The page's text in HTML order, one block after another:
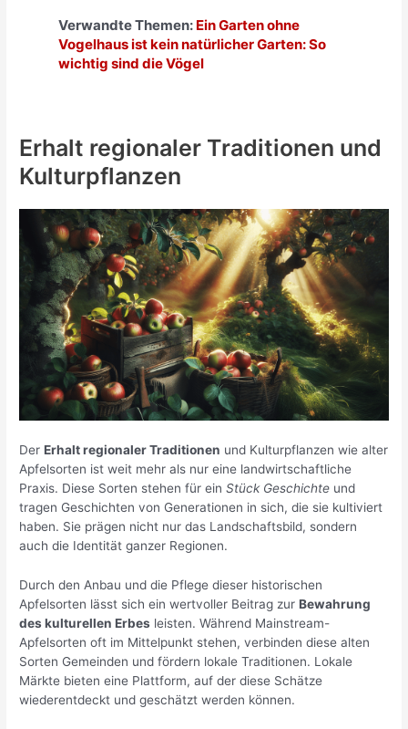
Verwandte Themen: Ein Garten ohne
Vogelhaus ist kein natürlicher Garten: So
wichtig sind die Vögel
Erhalt regionaler Traditionen und
Kulturpflanzen
DerErhalt regionaler Traditionen und Kulturpflanzen wie alter
Apfelsorten ist weit mehr als nur eine landwirtschaftliche
Praxis. Diese Sorten stehen für einStück Geschichte und
tragen Geschichten von Generationen in sich, die sie kultiviert
haben. Sie prägen nicht nur das Landschaftsbild, sondern
auch die Identität ganzer Regionen.
Durch den Anbau und die Pflege dieser historischen
Apfelsorten lässt sich ein wertvoller Beitrag zurBewahrung
des kulturellen Erbes leisten. Während Mainstream-
Apfelsorten oft im Mittelpunkt stehen, verbinden diese alten
Sorten Gemeinden und fördern lokale Traditionen. Lokale
Märkte bieten eine Plattform, auf der diese Schätze
wiederentdeckt und geschätzt werden können.